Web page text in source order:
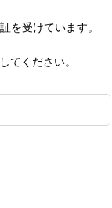
を受けています。
てください。